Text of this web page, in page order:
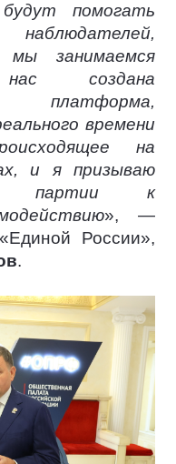
помогать
мы занимаемся
создана
платформа,
времени
на
и я призываю
партии к
», —
России»,
.